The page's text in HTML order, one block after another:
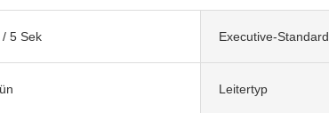
/ 5 Sek Executive-Standard
Leitertyp